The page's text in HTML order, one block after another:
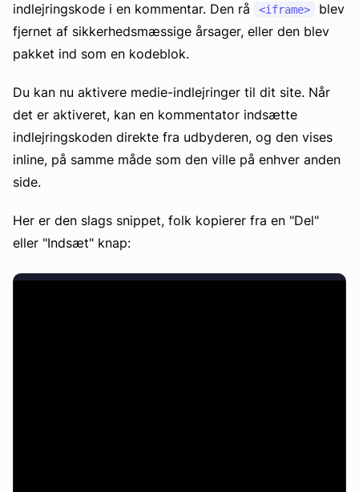
indlejringskode i en kommentar. Den rå
<iframe>
blev
fjernet af sikkerhedsmæssige årsager, eller den blev
pakket ind som en kodeblok.
Du kan nu aktivere medie-indlejringer til dit site. Når
det er aktiveret, kan en kommentator indsætte
indlejringskoden direkte fra udbyderen, og den vises
inline, på samme måde som den ville på enhver anden
side.
Her er den slags snippet, folk kopierer fra en "Del"
eller "Indsæt" knap: